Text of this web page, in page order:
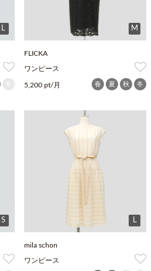
L M
FLICKA
ワンピース
5,200 pt/月 春 夏 秋 冬
S L
mila schon
ワンピース